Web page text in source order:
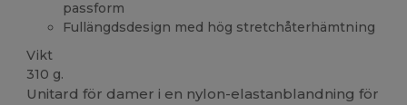
passform
Fullängdsdesign med hög stretchåterhämtning
Vikt
310 g.
Unitard för damer i en nylon-elastanblandning för